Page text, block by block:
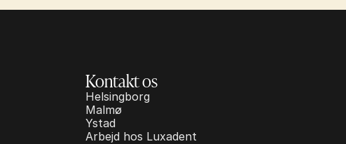
Kontakt os
Helsingborg
Malmø
Ystad
Arbejd hos Luxadent